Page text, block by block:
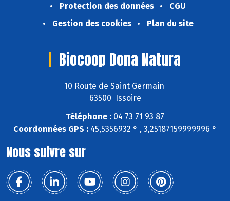
Protection des données
CGU
Gestion des cookies
Plan du site
Biocoop Dona Natura
10 Route de Saint Germain
63500 Issoire
Téléphone : 04 73 71 93 87
Coordonnées GPS : 45,5356932 ° , 3,25187159999996 °
Nous suivre sur